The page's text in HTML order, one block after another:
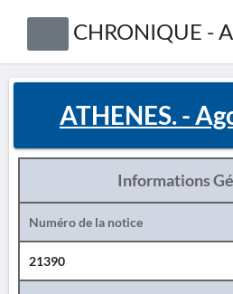
CHRONIQUE -
ATHENES. -
Informations
Numéro de la notice
21390